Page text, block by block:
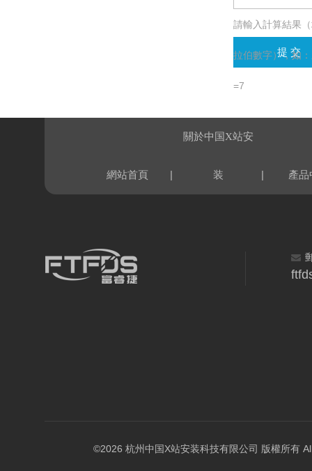
請輸入計算結果
拉伯數字），如
=7
網站首頁 |
關於中国X站安
装 | 產品
©2026 杭州中国X站安装科技有限公司 版權所有